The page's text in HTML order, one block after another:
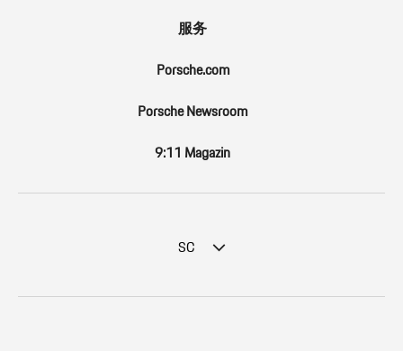
服务
Porsche.com
Porsche Newsroom
9:11 Magazin
SC